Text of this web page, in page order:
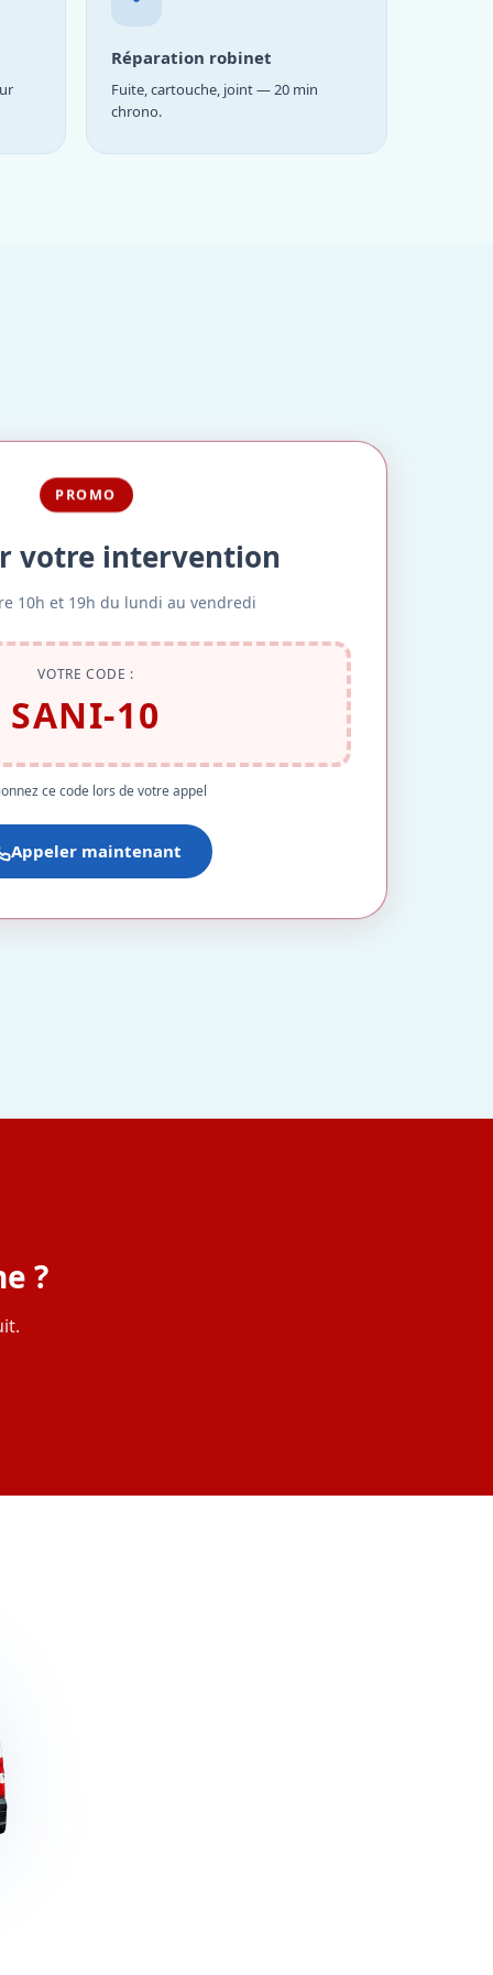
Réparation robinet
Fuite, cartouche, joint — 20 min
chrono.
PROMO
votre intervention
10h et 19h du lundi au vendredi
VOTRE CODE :
SANI-10
ce code lors de votre appel
Appeler maintenant
?